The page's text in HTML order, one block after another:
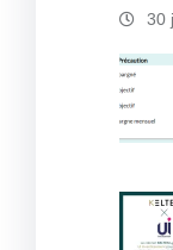
30